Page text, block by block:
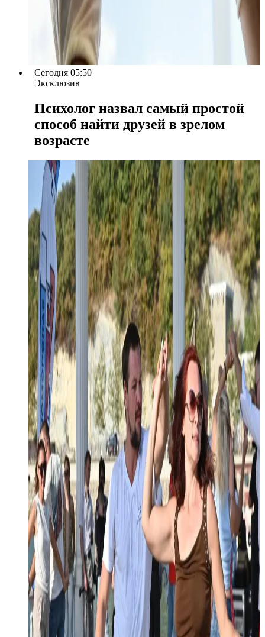
Сегодня 05:50
Эксклюзив
Психолог назвал самый простой
способ найти друзей в зрелом
возрасте